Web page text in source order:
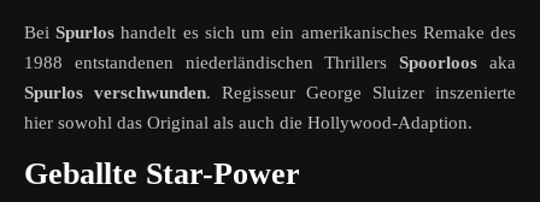
BeiSpurlos handelt es sich um ein amerikanisches Remake des
1988 entstandenen niederländischen ThrillersSpoorloos aka
Spurlos verschwunden. Regisseur George Sluizer inszenierte
hier sowohl das Original als auch die Hollywood-Adaption.
Geballte Star-Power